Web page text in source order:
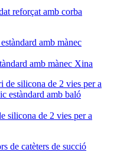
reforçat amb corba
amb mànec Xina
silicona de 2 vies per a